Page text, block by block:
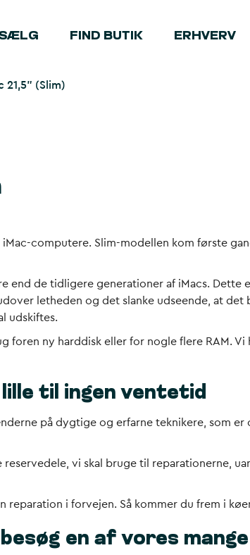
FIND BUTIK ERHVERV
21,5” (Slim)
computere. Slim-modellen kom første
end de tidligere generationer af iMacs. Dette
letheden og det slanke udseende, at
udskiftes.
foren ny harddisk eller for nogle flere RAM.
lille til ingen ventetid
på dygtige og erfarne teknikere, som
vi skal bruge til reparationerne,
i forvejen. Så kommer du frem i
en af vores